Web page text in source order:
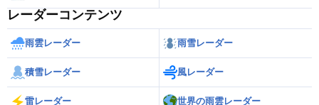
レーダーコンテンツ
雨雲レーダー 雨雪レーダー
積雪レーダー 風レーダー
雷レーダー 世界の雨雲レーダー